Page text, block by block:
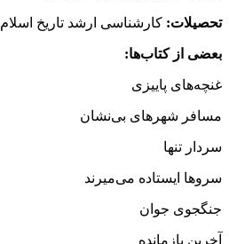
تحصیلات: کارشناسی‌ ارشد تاریخ اسلام
بعضی از کتاب‌ها:
غنچه‌های پاییزی
مسافر شهرهای بی‌نشان
سردار تنها
سروها ایستاده می‌میرند
جنگجوی جوان
آخرین بازمانده